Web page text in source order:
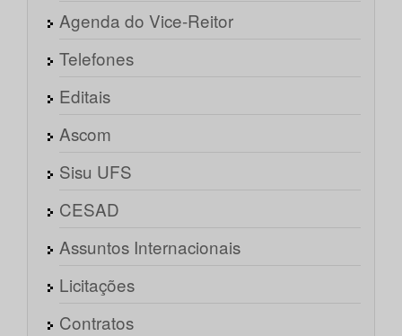
Agenda do Vice-Reitor
Telefones
Editais
Ascom
Sisu UFS
CESAD
Assuntos Internacionais
Licitações
Contratos